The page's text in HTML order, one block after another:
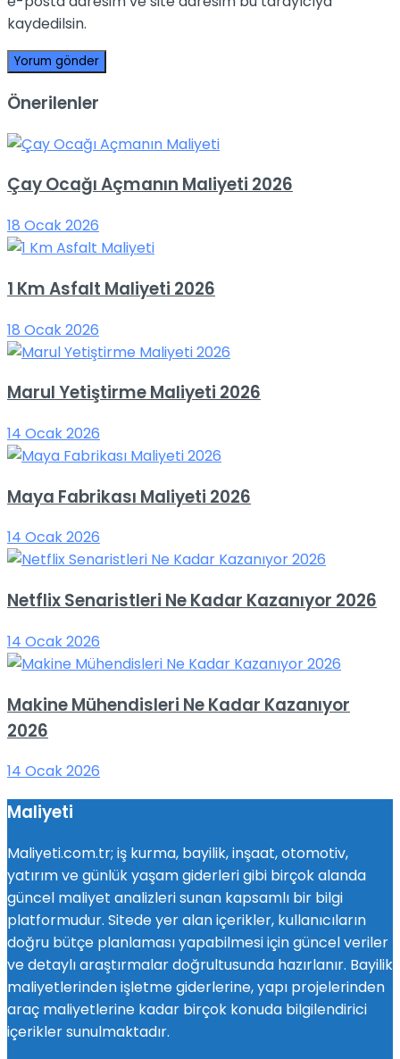
kaydedilsin.
Önerilenler
Çay Ocağı Açmanın Maliyeti 2026
18 Ocak 2026
1 Km Asfalt Maliyeti 2026
18 Ocak 2026
Marul Yetiştirme Maliyeti 2026
14 Ocak 2026
Maya Fabrikası Maliyeti 2026
14 Ocak 2026
Netflix Senaristleri Ne Kadar Kazanıyor 2026
14 Ocak 2026
Makine Mühendisleri Ne Kadar Kazanıyor
2026
14 Ocak 2026
Maliyeti
Maliyeti.com.tr; iş kurma, bayilik, inşaat, otomotiv,
yatırım ve günlük yaşam giderleri gibi birçok alanda
güncel maliyet analizleri sunan kapsamlı bir bilgi
platformudur. Sitede yer alan içerikler, kullanıcıların
doğru bütçe planlaması yapabilmesi için güncel veriler
ve detaylı araştırmalar doğrultusunda hazırlanır. Bayilik
maliyetlerinden işletme giderlerine, yapı projelerinden
araç maliyetlerine kadar birçok konuda bilgilendirici
içerikler sunulmaktadır.